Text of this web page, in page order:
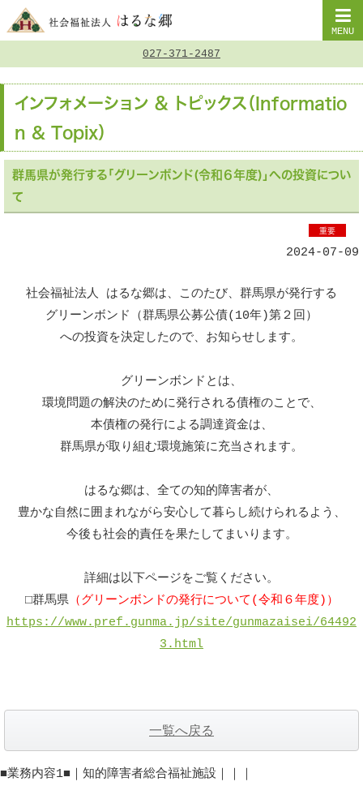
MENU
027-371-2487
インフォメーション ＆ トピックス（Informatio
n & Topix）
群馬県が発行する「グリーンボンド(令和６年度)」への投資につい
て
重要
2024-07-09
社会福祉法人 はるな郷は、このたび、群馬県が発行する
グリーンボンド（群馬県公募公債(10年)第２回）
への投資を決定したので、お知らせします。
グリーンボンドとは、
環境問題の解決のために発行される債権のことで、
本債権の発行による調達資金は、
群馬県が取り組む環境施策に充当されます。
はるな郷は、全ての知的障害者が、
豊かな自然に囲まれながら安心して暮らし続けられるよう、
今後も社会的責任を果たしてまいります。
詳細は以下ページをご覧ください。
□群馬県（グリーンボンドの発行について(令和６年度)）
https://www.pref.gunma.jp/site/gunmazaisei/64492
3.html
一覧へ戻る
■業務内容1■｜知的障害者総合福祉施設｜｜｜